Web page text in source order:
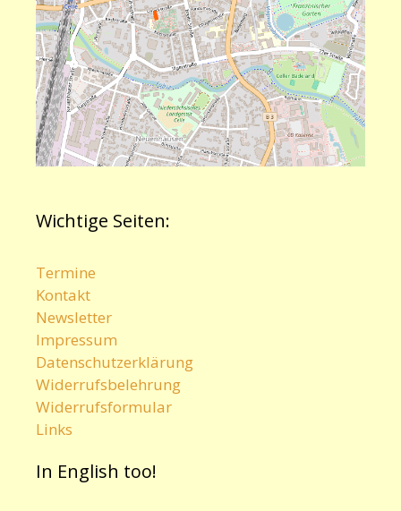
Wichtige Seiten:
Termine
Kontakt
Newsletter
Impressum
Datenschutzerklärung
Widerrufsbelehrung
Widerrufsformular
Links
In English too!